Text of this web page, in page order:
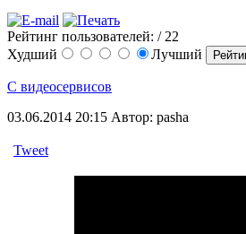
Рейтинг пользователей: / 22
Худший
Лучший
С видеосервисов
03.06.2014 20:15 Автор: pasha
Tweet